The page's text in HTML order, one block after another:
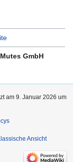
GmbH
am 9. Januar 2026 um
Ansicht